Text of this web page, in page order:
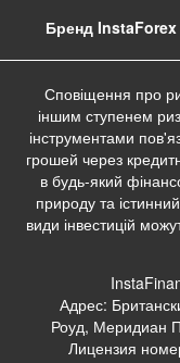
Бренд InstaForex
Сповіщення про
іншим ступенем
інструментами
грошей через
в будь-який
природу та
види інвестицій
Адрес:
Роуд, Меридиан
Лицензия